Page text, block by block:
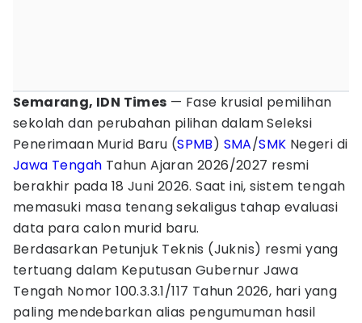
Semarang, IDN Times — Fase krusial pemilihan
sekolah dan perubahan pilihan dalam Seleksi
Penerimaan Murid Baru (SPMB) SMA/SMK Negeri di
Jawa Tengah Tahun Ajaran 2026/2027 resmi
berakhir pada 18 Juni 2026. Saat ini, sistem tengah
memasuki masa tenang sekaligus tahap evaluasi
data para calon murid baru.
Berdasarkan Petunjuk Teknis (Juknis) resmi yang
tertuang dalam Keputusan Gubernur Jawa
Tengah Nomor 100.3.3.1/117 Tahun 2026, hari yang
paling mendebarkan alias pengumuman hasil